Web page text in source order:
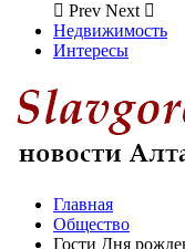
Prev Next
Недвижимость
Интересы
Главная
Общество
Гости Дня